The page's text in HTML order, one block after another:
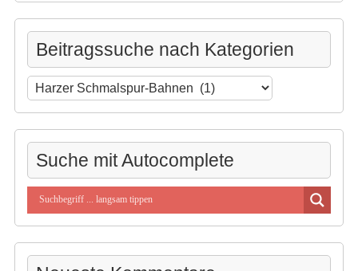
Beitragssuche nach Kategorien
Beitragssuche
nach
Suche mit Autocomplete